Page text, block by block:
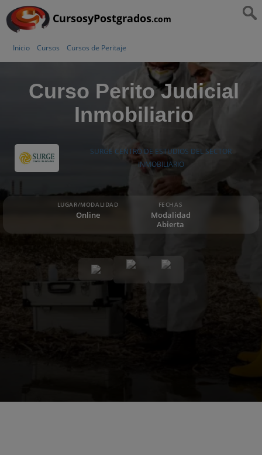
CursosyPostgrados.com
Inicio Cursos Cursos de Peritaje
Curso Perito Judicial
Inmobiliario
SURGE CENTRO DE ESTUDIOS DEL SECTOR
INMOBILIARIO
LUGAR/MODALIDAD
Online
FECHAS
Modalidad
Abierta